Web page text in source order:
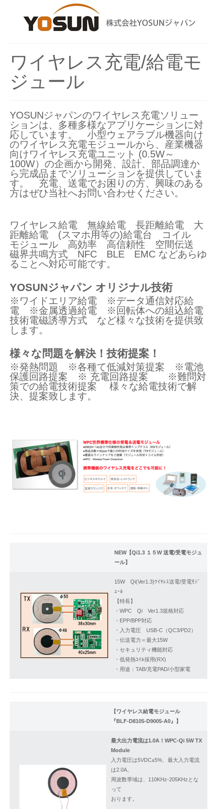
ワイヤレス充電/給電モ
ジュール
YOSUNジャパンのワイヤレス充電ソリュー
ションは、多種多様なアプリケーションに対
応しています。 小型ウェアラブル機器向け
のワイヤレス充電モジュールから、産業機器
向けワイヤレス充電ユニット (0.5W～
100W）の企画から開発、設計、部品調達か
ら完成品までソリューションを提供していま
す。 充電、送電でお困りの方、興味のある
方はぜひ当社へお問い合わせください。
ワイヤレス給電 無線給電 長距離給電 大
距離給電 (スマホ用等の)給電台 コイル
モジュール 高効率 高信頼性 空間伝送
磁界共鳴方式 NFC BLE EMC などあらゆ
ることへ対応可能です。
YOSUNジャパン オリジナル技術
※ワイドエリア給電 ※データ通信対応給
電 ※金属透過給電 ※回転体への組込給電
技術電磁誘導方式 など様々な技術を提供致
します。
様々な問題を解決！技術提案！
※発熱問題 ※各種て低減対策提案 ※電池
保護回路提案 ※ 充電回路提案 ※難問対
策での給電技術提案 様々な給電技術で解
決、提案致します。
NEW【Qi1.3 １５W 送電/受電モジュ
ール】
15W Qi(Ver1.3)ﾜｲﾔﾚｽ送電/受電ﾓｼﾞ
ｭｰﾙ
【特長】
・WPC Qi Ver1.3規格対応
・EPP/BPP対応
・入力電圧 USB-C（QC3/PD2）
・伝送電力＝最大15W
・セキュリティ機能対応
・低発熱ｺｲﾙ採用(RX)
・用途：TAB/充電PAD/小型家電
【ワイヤレス給電モジュール
『BLF-D8105-D9005-A0』】
最大出力電流は1.0A！WPC-Qi 5W TX
Module
入力電圧は5VDC±5%、最大入力電流
は2.0A。
周波数帯域は、110KHz-205KHzとな
って
おります。